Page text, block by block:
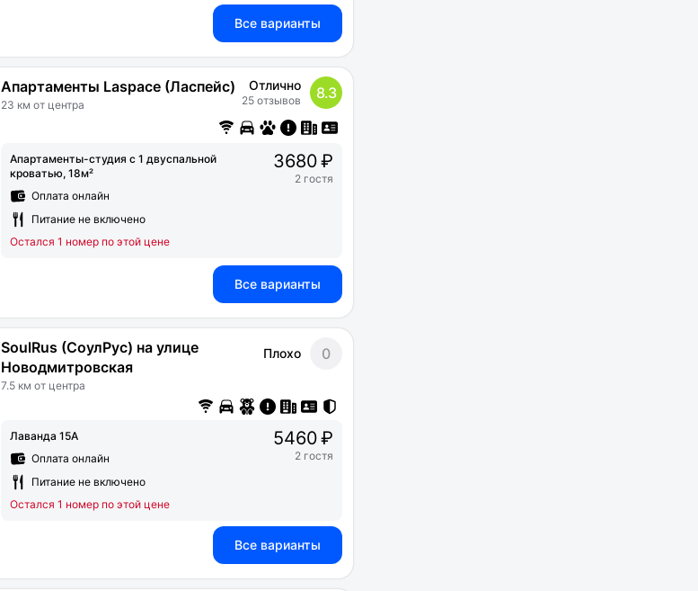
Все варианты
Апартаменты Laspace (Ласпейс)
23 км от центра
Отлично
25 отзывов 8.3
Апартаменты-студия с 1 двуспальной
кроватью, 18м²
Оплата онлайн
Питание не включено
Остался 1 номер по этой цене
3680 ₽
2 гостя
Все варианты
SoulRus (СоулРус) на улице
Новодмитровская
7.5 км от центра
Плохо 0
Лаванда 15А
Оплата онлайн
Питание не включено
Остался 1 номер по этой цене
5460 ₽
2 гостя
Все варианты